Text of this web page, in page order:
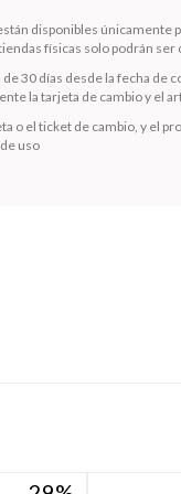
disponibles únicamente
físicas solo podrán ser
30 días desde la fecha de
la tarjeta de cambio y el
o el ticket de cambio, y el
uso